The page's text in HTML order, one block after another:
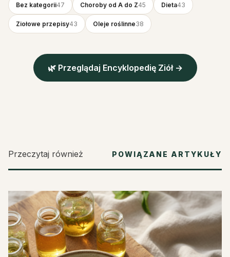
Bez kategorii47 Choroby od A do Z45 Dieta43
Ziołowe przepisy43 Oleje roślinne38
🌿 Przeglądaj Encyklopedię Ziół →
Przeczytaj również POWIĄZANE ARTYKUŁY